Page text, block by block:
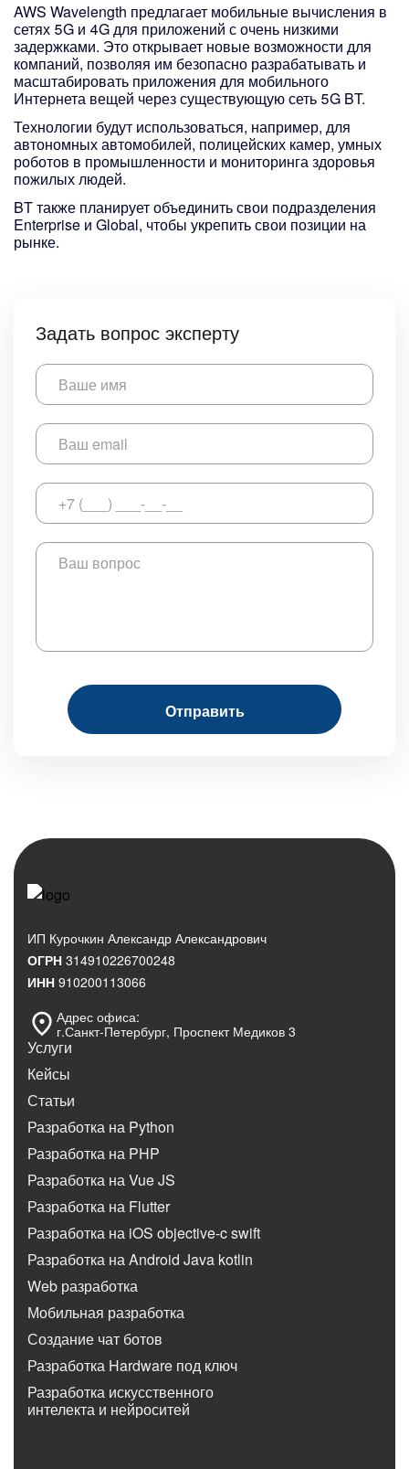
Задать вопрос эксперту
AWS Wavelength предлагает мобильные вычисления в
сетях 5G и 4G для приложений с очень низкими
задержками. Это открывает новые возможности для
компаний, позволяя им безопасно разрабатывать и
масштабировать приложения для мобильного
Интернета вещей через существующую сеть 5G BT.
Технологии будут использоваться, например, для
автономных автомобилей, полицейских камер, умных
роботов в промышленности и мониторинга здоровья
пожилых людей.
BT также планирует объединить свои подразделения
Enterprise и Global, чтобы укрепить свои позиции на
рынке.
ИП Курочкин Александр Александрович
ОГРН 314910226700248
ИНН 910200113066
Адрес офиса:
г.Санкт‑Петербург, Проспект Медиков 3
Услуги
Кейсы
Статьи
Разработка на Python
Разработка на PHP
Разработка на Vue JS
Разработка на Flutter
Разработка на iOS objective-c swift
Разработка на Android Java kotlin
Web разработка
Мобильная разработка
Создание чат ботов
Разработка Hardware под ключ
Разработка искусственного
интелекта и нейроситей